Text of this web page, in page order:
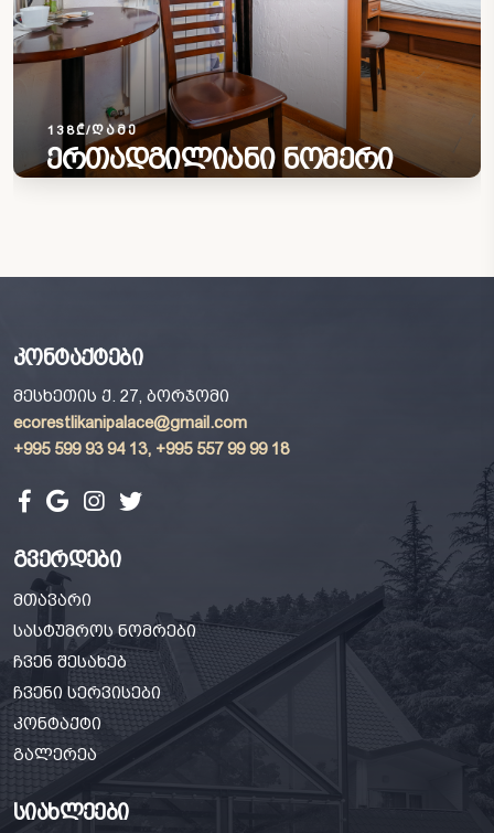
138₾/ᲦᲐᲛᲔ
ერთადგილიანი ნომერი
კონტაქტები
მესხეთის ქ. 27, ბორჯომი
ecorestlikanipalace@gmail.com
+995 599 93 94 13, +995 557 99 99 18
გვერდები
მთავარი
სასტუმროს ნომრები
ჩვენ შესახებ
ჩვენი სერვისები
კონტაქტი
გალერეა
სიახლეები